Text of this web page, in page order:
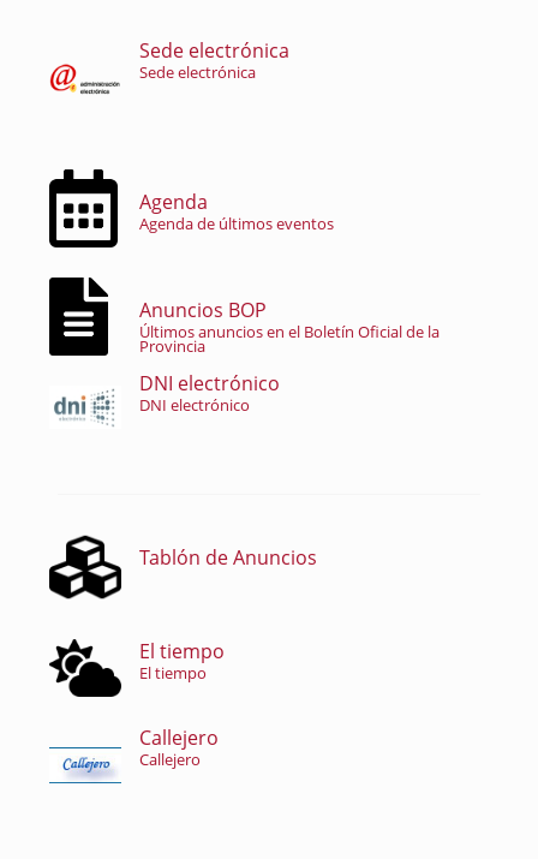
Sede electrónica
Sede electrónica
Agenda
Agenda de últimos eventos
Anuncios BOP
Últimos anuncios en el Boletín Oficial de la
Provincia
DNI electrónico
DNI electrónico
Tablón de Anuncios
El tiempo
El tiempo
Callejero
Callejero